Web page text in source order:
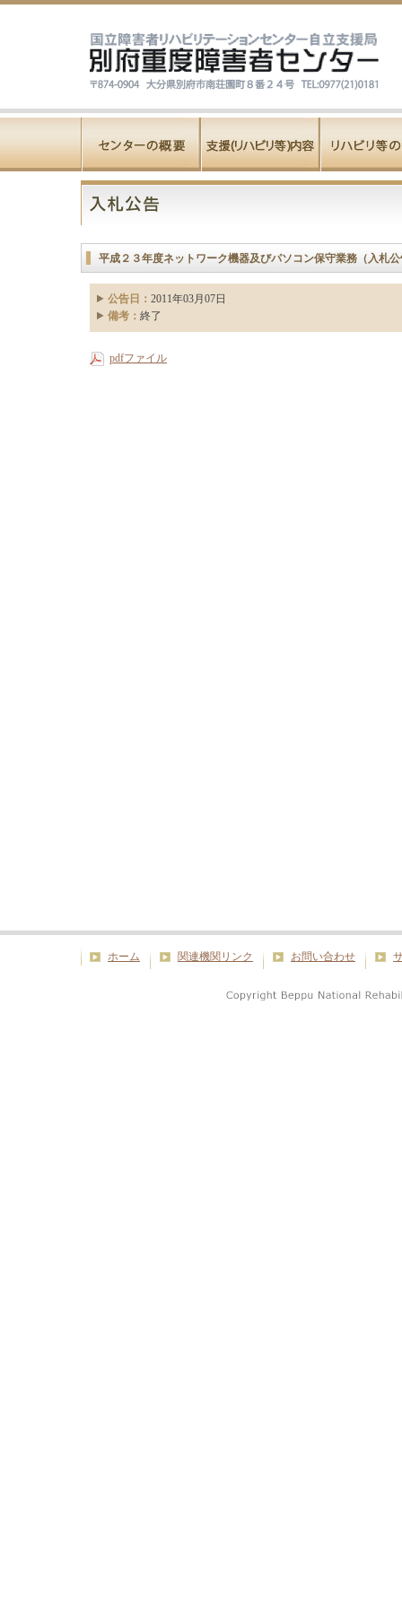
平成２３年度ネットワーク機器及びパソコン保守業務（入札
公告日： 2011年03月07日
備考： 終了
pdfファイル
ホーム 関連機関リンク お問い合わせ